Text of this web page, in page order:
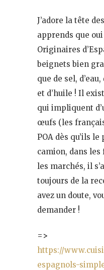
J’adore la tête
apprends que oui
Originaires
beignets bien
que de sel,
et d’huile ! Il
qui impliquent
œufs (les
POA dès qu’ils
camion, dans
les marchés, il
toujours de la
avez un doute,
demander !
=>
https://
espagnols-